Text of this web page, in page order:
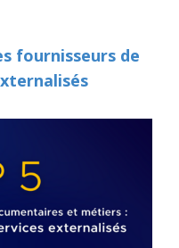
fournisseurs de